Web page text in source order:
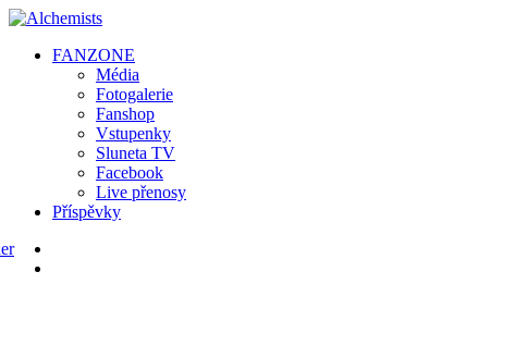
FANZONE
Média
Fotogalerie
Fanshop
Vstupenky
Sluneta TV
Facebook
Live přenosy
Příspěvky